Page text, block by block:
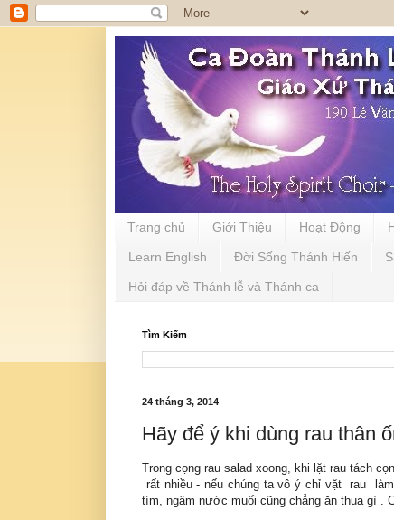
Trang chủ Giới Thiệu Hoạt Động
Learn English Đời Sống Thánh Hiến
Hỏi đáp về Thánh lễ và Thánh ca
Tìm Kiếm
24 tháng 3, 2014
Hãy để ý khi dùng rau thân
Trong cọng rau salad xoong, khi lặt rau tách
rất nhiều - nếu chúng ta vô ý chỉ vặt rau
tím, ngâm nước muối cũng chẳng ăn thua gì .